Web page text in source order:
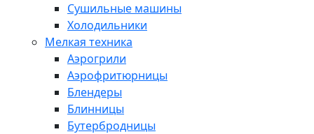
Сушильные машины
Холодильники
Мелкая техника
Аэрогрили
Аэрофритюрницы
Блендеры
Блинницы
Бутербродницы